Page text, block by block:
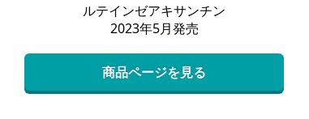
ルテインゼアキサンチン
2023年5月発売
商品ページを見る